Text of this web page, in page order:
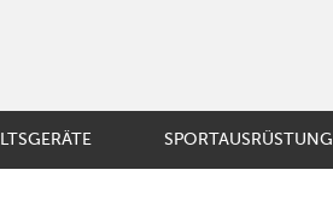
SPORTAUSRÜSTUNG